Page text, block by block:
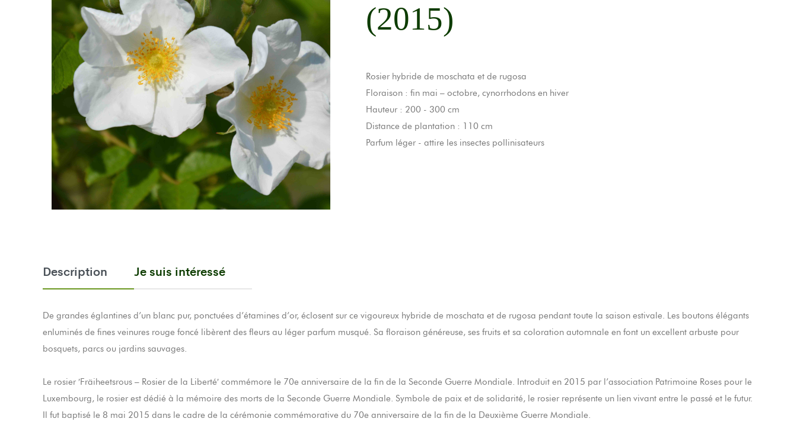
(2015)
Rosier hybride de moschata et de rugosa
Floraison : fin mai – octobre, cynorrhodons en hiver
Hauteur : 200 - 300 cm
Distance de plantation : 110 cm
Parfum léger - attire les insectes pollinisateurs
Description Je suis intéressé
De grandes églantines d’un blanc pur, ponctuées d’étamines d’or, éclosent sur ce vigoureux hybride de moschata et de rugosa pendant toute la saison estivale. Les boutons élégants
enluminés de fines veinures rouge foncé libèrent des fleurs au léger parfum musqué. Sa floraison généreuse, ses fruits et sa coloration automnale en font un excellent arbuste pour
bosquets, parcs ou jardins sauvages.
Le rosier ′Fräiheetsrous – Rosier de la Liberté′ commémore le 70e anniversaire de la fin de la Seconde Guerre Mondiale. Introduit en 2015 par l’association Patrimoine Roses pour le
Luxembourg, le rosier est dédié à la mémoire des morts de la Seconde Guerre Mondiale. Symbole de paix et de solidarité, le rosier représente un lien vivant entre le passé et le futur.
Il fut baptisé le 8 mai 2015 dans le cadre de la cérémonie commémorative du 70e anniversaire de la fin de la Deuxième Guerre Mondiale.